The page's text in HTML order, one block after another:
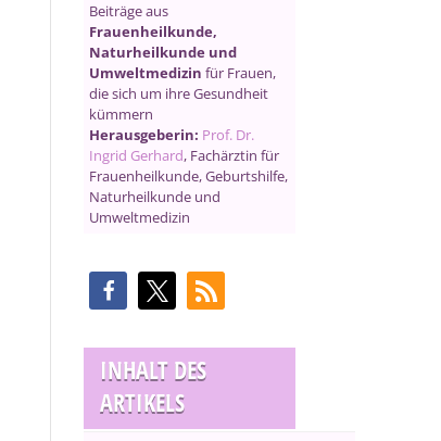
Beiträge aus
Frauenheilkunde,
Naturheilkunde und
Umweltmedizin für Frauen,
die sich um ihre Gesundheit
kümmern
Herausgeberin: Prof. Dr.
Ingrid Gerhard, Fachärztin für
Frauenheilkunde, Geburtshilfe,
Naturheilkunde und
Umweltmedizin
INHALT DES
ARTIKELS